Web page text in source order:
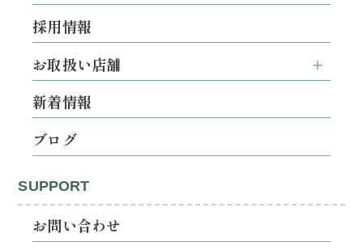
採用情報
お取扱い店舗
新着情報
ブログ
SUPPORT
お問い合わせ